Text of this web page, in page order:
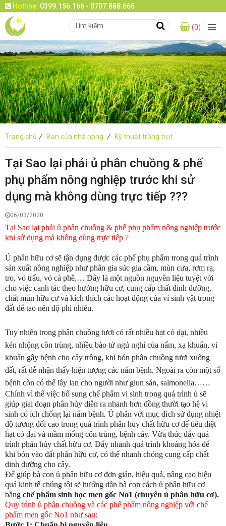
Hotline: 0399.156.166 - 0707.888.666
(0)
Trang chủ / Bạn của nhà nông / Kỹ thuật trồng trọt
Tại Sao lại phải ủ phân chuồng & phế
phụ phẩm nông nghiệp trước khi sử
dụng mà không dùng trực tiếp ???
06/03/2020
Tại Sao lại phải ủ phân chuồng & phế phụ phẩm nông nghiệp trước
khi sử dụng mà không dùng trực tiếp ?
Ủ phân hữu cơ sẽ tận dụng được các phế phụ phẩm trong quá trình
sản xuất nông nghiệp như phân gia súc gia cầm, mùn cưa, rơm rạ,
tro, vỏ trấu, vỏ cà phê,… Đây là một nguồn nguyên liệu tuyệt vời
cho việc canh tác theo hướng hữu cơ, cung cấp chất dinh dưỡng,
chất mùn hữu cơ và kích thích các hoạt động của ví sinh vật trong
đất để tạo nên độ phì nhiêu.
Tuy nhiên trong phân chuồng tươi có rất nhiều hạt cỏ dại, nhiều
kén nhộng côn trùng, nhiều bào tử ngủ nghỉ của nấm, xạ khuẩn, vi
khuẩn gây bệnh cho cây trồng, khi bón phân chuồng tươi xuống
đất, rất dễ nhận thấy hiện tượng các nấm bệnh. Ngoài ra còn một số
bệnh còn có thể lây lan cho người như giun sán, salmonella……
Chính vì thế việc bổ sung chế phẩm vi sinh trong quá trình ủ sẽ
giúp giai đoạn phân hủy diễn ra nhanh hơn đồng thười tạo hệ vi
sinh có ích chống lại nấm bệnh. Ủ phân với mục đích sử dụng nhiệt
độ tương đối cao trong quá trình phân hủy chất hữu cơ để tiêu diệt
hạt cỏ dại và mầm mống côn trùng, bệnh cây. Vừa thúc đẩy quá
trình phân hủy chất hữu cơ. Đẩy nhanh quá trình khoáng hóa để
khi bón vào đất phân hữu cơ, có thể nhanh chóng cung cấp chất
dinh dưỡng cho cây.
Để giúp bà con ủ phân hữu cơ đơn giản, hiệu quả, nâng cao hiệu
quả kinh tế chúng tôi sẽ hướng dẫn bà con cách ủ phân hữu cơ
bằng chế phẩm sinh học men gốc No1 (chuyên ủ phân hữu cơ).
Quy trình ủ phân chuồng và các phế phẩm nông nghiệp với chế
phẩm men gốc No1 như sau: